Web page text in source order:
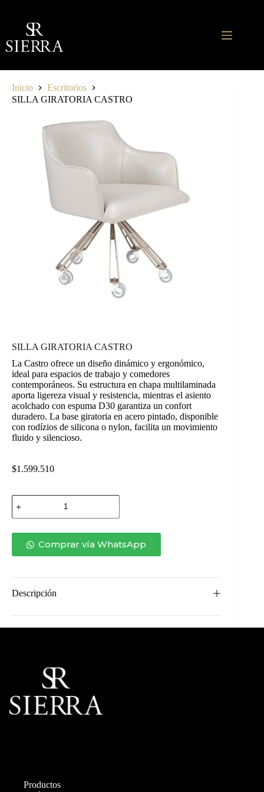
contenido
Inicio
Escritorios
SILLA GIRATORIA CASTRO
SILLA GIRATORIA CASTRO
La Castro ofrece un diseño dinámico y ergonómico,
ideal para espacios de trabajo y comedores
contemporáneos. Su estructura en chapa multilaminada
aporta ligereza visual y resistencia, mientras el asiento
acolchado con espuma D30 garantiza un confort
duradero. La base giratoria en acero pintado, disponible
con rodízios de silicona o nylon, facilita un movimiento
fluido y silencioso.
$1.599.510
SILLA
GIRATORIA
CASTRO
Comprar vía WhatsApp
Descripción
Productos